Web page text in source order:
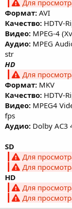
Для
Формат: AVI
Качество: HDTV-
Видео: MPEG-4
Аудио: MPEG
str
HD
Для
Формат: MKV
Качество: HDTV-
Видео: MPEG4
fps
Аудио: Dolby AC3
SD
Для
Для
HD
Для
Для